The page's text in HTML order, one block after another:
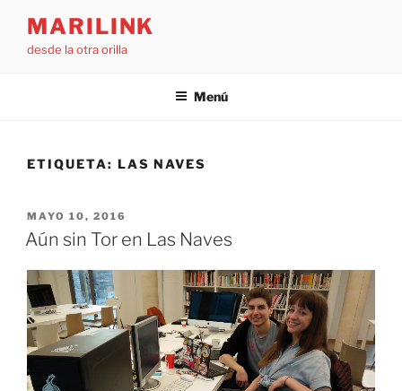
contenido
MARILINK
desde la otra orilla
Menú
ETIQUETA: LAS NAVES
PUBLICADO
EL
MAYO 10, 2016
Aún sin Tor en Las Naves